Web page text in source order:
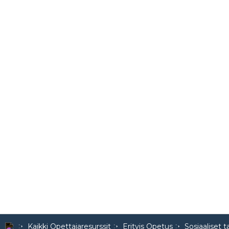
Kaikki Opettajaresurssit Erityis Opetus Sosiaaliset